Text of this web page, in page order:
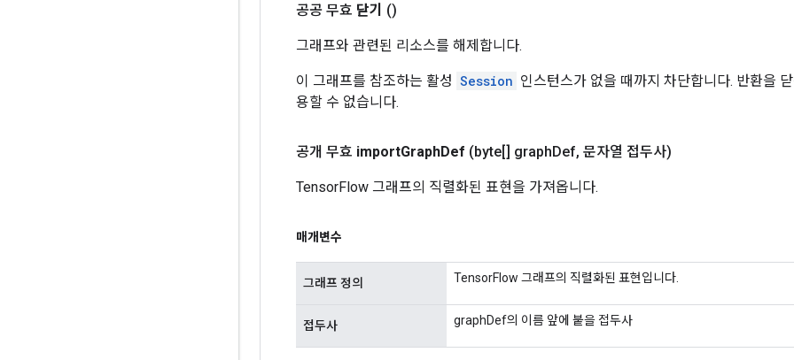
공공 무효 닫기 ()
그래프와 관련된 리소스를 해제합니다.
이 그래프를 참조하는 활성 Session 인스턴스가 없을 때까지 차단합니다. 반환을
용할 수 없습니다.
공개 무효 importGraphDef (byte[] graphDef, 문자열 접두사)
TensorFlow 그래프의 직렬화된 표현을 가져옵니다.
매개변수
그래프 정의 TensorFlow 그래프의 직렬화된 표현입니다.
접두사 graphDef의 이름 앞에 붙을 접두사